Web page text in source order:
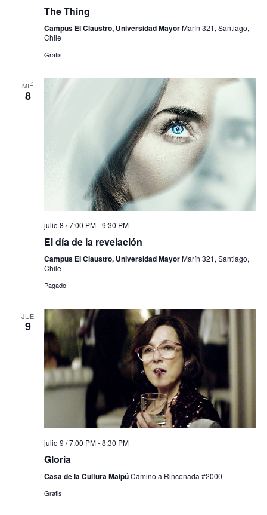
The Thing
Campus El Claustro, Universidad MayorMarín 321, Santiago,
Chile
Gratis
MIÉ
8
julio 8 / 7:00 PM-9:30 PM
El día de la revelación
Campus El Claustro, Universidad MayorMarín 321, Santiago,
Chile
Pagado
JUE
9
julio 9 / 7:00 PM-8:30 PM
Gloria
Casa de la Cultura MaipúCamino a Rinconada #2000
Gratis